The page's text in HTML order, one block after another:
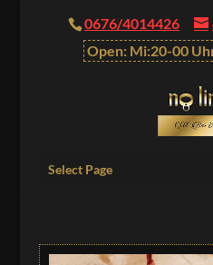
0676/4014426
Open: Mi:20-00
Select Page